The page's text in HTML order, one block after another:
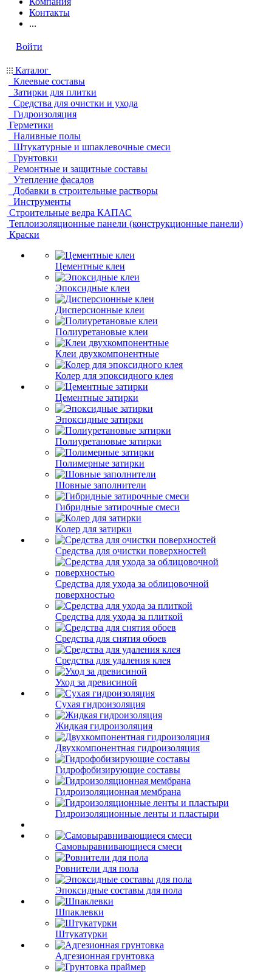
Контакты
...
Войти
Каталог
Клеевые составы
Затирки для плитки
Средства для очистки и ухода
Гидроизоляция
Герметики
Наливные полы
Штукатурные и шпаклевочные смеси
Грунтовки
Ремонтные и защитные составы
Утепление фасадов
Добавки в строительные растворы
Инструменты
Строительные ведра КАПАС
Теплоизоляционные панели (конструкционные панели)
Краски
Цементные клеи
Эпоксидные клеи
Дисперсионные клеи
Полиуретановые клеи
Клеи двухкомпонентные
Колер для эпоксидного клея
Цементные затирки
Эпоксидные затирки
Полиуретановые затирки
Полимерные затирки
Шовные заполнители
Гибридные затирочные смеси
Колер для затирки
Средства для очистки поверхностей
Средства для ухода за облицовочной
поверхностью
Средства для ухода за плиткой
Средства для снятия обоев
Средства для удаления клея
Уход за древисиной
Сухая гидроизоляция
Жидкая гидроизоляция
Двухкомпонентная гидроизоляция
Гидрофобизирующие составы
Гидроизоляционная мембрана
Гидроизоляционные ленты и пластыри
Самовыравнивающиеся смеси
Ровнители для пола
Эпоксидные составы для пола
Шпаклевки
Штукатурки
Адгезионная грунтовка